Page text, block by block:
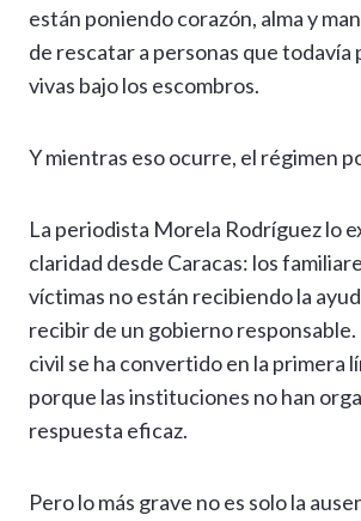
están poniendo corazón, alma y
de rescatar a personas que todavía
vivas bajo los escombros.
Y mientras eso ocurre, el régimen
La periodista Morela Rodríguez lo
claridad desde Caracas: los
víctimas no están recibiendo la
recibir de un gobierno responsable.
civil se ha convertido en la primera
porque las instituciones no han
respuesta eficaz.
Pero lo más grave no es solo la